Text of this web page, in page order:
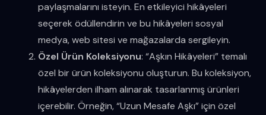
paylaşmalarını isteyin. En etkileyici hikâyeleri
seçerek ödüllendirin ve bu hikâyeleri sosyal
medya, web sitesi ve mağazalarda sergileyin.
Özel Ürün Koleksiyonu: “Aşkın Hikâyeleri” temalı
özel bir ürün koleksiyonu oluşturun. Bu koleksiyon,
hikâyelerden ilham alınarak tasarlanmış ürünleri
içerebilir. Örneğin, “Uzun Mesafe Aşkı” için özel